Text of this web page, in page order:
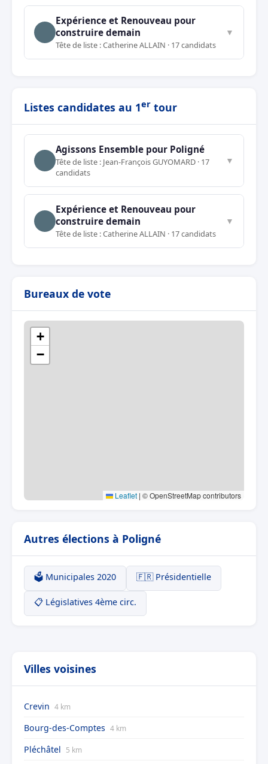
Expérience et Renouveau pour
construire demain
Tête de liste : Catherine ALLAIN · 17 candidats
▼
Listes candidates au 1er tour
Agissons Ensemble pour Poligné
Tête de liste : Jean-François GUYOMARD · 17
candidats
▼
Expérience et Renouveau pour
construire demain
Tête de liste : Catherine ALLAIN · 17 candidats
▼
Bureaux de vote
+
−
Leaflet | © OpenStreetMap contributors
Autres élections à Poligné
🗳️ Municipales 2020 🇫🇷 Présidentielle
📋 Législatives 4ème circ.
Villes voisines
Crevin 4 km
Bourg-des-Comptes 4 km
Pléchâtel 5 km